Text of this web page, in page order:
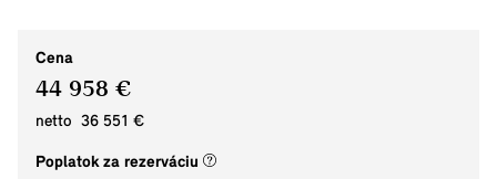
Cena
44 958 €
netto 36 551 €
Poplatok za rezerváciu (nové okno)